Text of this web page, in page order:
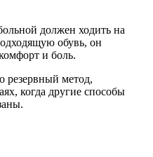
должен ходить на
обувь, он
и боль.
резервный метод,
когда другие способы